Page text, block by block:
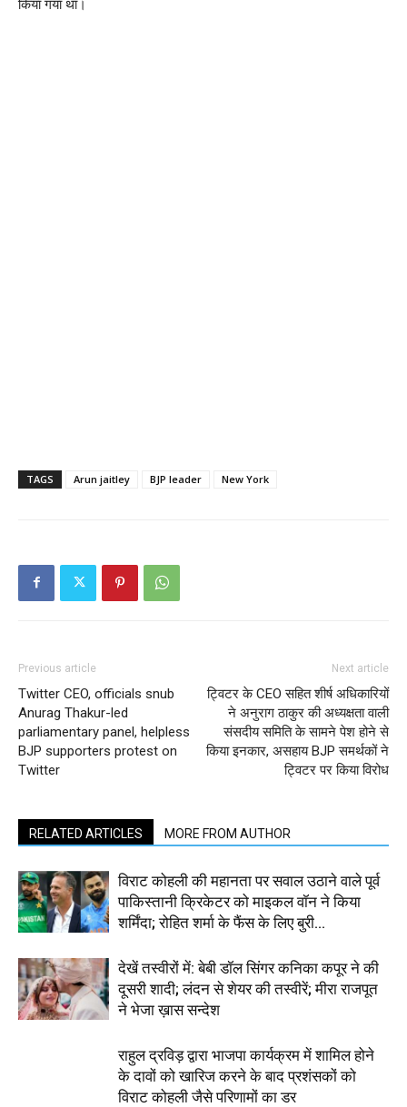
किया गया था।
TAGS Arun jaitley BJP leader New York
Previous article
Twitter CEO, officials snub
Anurag Thakur-led
parliamentary panel, helpless
BJP supporters protest on
Twitter
Next article
ट्विटर के CEO सहित शीर्ष अधिकारियों
ने अनुराग ठाकुर की अध्यक्षता वाली
संसदीय समिति के सामने पेश होने से
किया इनकार, असहाय BJP समर्थकों ने
ट्विटर पर किया विरोध
RELATED ARTICLES MORE FROM AUTHOR
विराट कोहली की महानता पर सवाल उठाने वाले पूर्व
पाकिस्तानी क्रिकेटर को माइकल वॉन ने किया
शर्मिंदा; रोहित शर्मा के फैंस के लिए बुरी...
देखें तस्वीरों में: बेबी डॉल सिंगर कनिका कपूर ने की
दूसरी शादी; लंदन से शेयर की तस्वीरें; मीरा राजपूत
ने भेजा ख़ास सन्देश
राहुल द्रविड़ द्वारा भाजपा कार्यक्रम में शामिल होने
के दावों को खारिज करने के बाद प्रशंसकों को
विराट कोहली जैसे परिणामों का डर